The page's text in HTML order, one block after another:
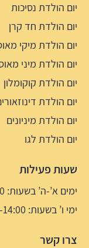
יום הולדת נסיכות
יום הולדת חד קרן
יום הולדת מיקי
יום הולדת מיני
יום הולדת קוקומלון
יום הולדת
יום הולדת מיניונים
יום הולדת לגו
שעות פעילות
ימים א’-ה’ בשעות: 09:00-20:00
ימי ו’ בשעות: 09:00-14:00
צרו קשר